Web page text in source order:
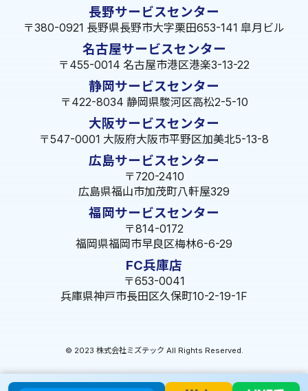
長野サービスセンター
〒380-0921 長野県長野市大字栗田653-141 皐月ビル
名古屋サービスセンター
〒455-0014 名古屋市港区港楽3-13-22
静岡サービスセンター
〒422-8034 静岡県駿河区高松2-5-10
大阪サービスセンター
〒547-0001 大阪府大阪市平野区加美北5-13-8
広島サービスセンター
〒720-2410
広島県福山市加茂町八軒屋329
福岡サービスセンター
〒814-0172
福岡県福岡市早良区梅林6-6-29
FC兵庫店
〒653-0041
兵庫県神戸市長田区久保町10-2-19-1F
© 2023 株式会社ミズテック All Rights Reserved.